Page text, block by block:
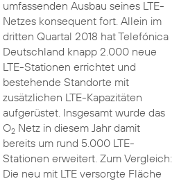
umfassenden Ausbau seines LTE-
Netzes konsequent fort. Allein im
dritten Quartal 2018 hat Telefónica
Deutschland knapp 2.000 neue
LTE-Stationen errichtet und
bestehende Standorte mit
zusätzlichen LTE-Kapazitäten
aufgerüstet. Insgesamt wurde das
O2Netz in diesem Jahr damit
bereits um rund 5.000 LTE-
Stationen erweitert. Zum Vergleich:
Die neu mit LTE versorgte Fläche